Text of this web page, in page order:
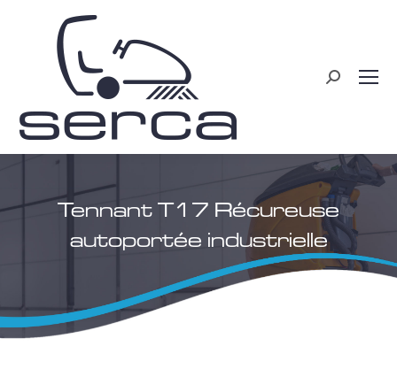
Recherche
Tennant T17 Récureuse
autoportée industrielle